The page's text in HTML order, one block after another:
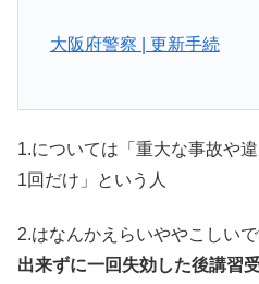
大阪府警察 | 更新手続
1.については「重大な事故や
1回だけ」という人
2.はなんかえらいややこしい
出来ずに一回失効した後講習